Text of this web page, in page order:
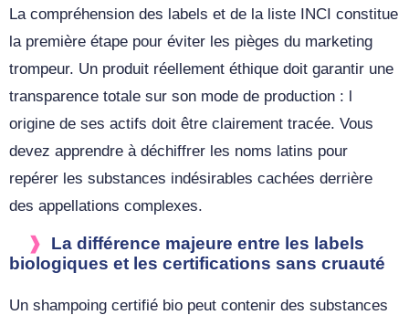
La compréhension des labels et de la liste INCI constitue
la première étape pour éviter les pièges du marketing
trompeur. Un produit réellement éthique doit garantir une
transparence totale sur son mode de production : l
origine de ses actifs doit être clairement tracée. Vous
devez apprendre à déchiffrer les noms latins pour
repérer les substances indésirables cachées derrière
des appellations complexes.
La différence majeure entre les labels
biologiques et les certifications sans cruauté
Un shampoing certifié bio peut contenir des substances